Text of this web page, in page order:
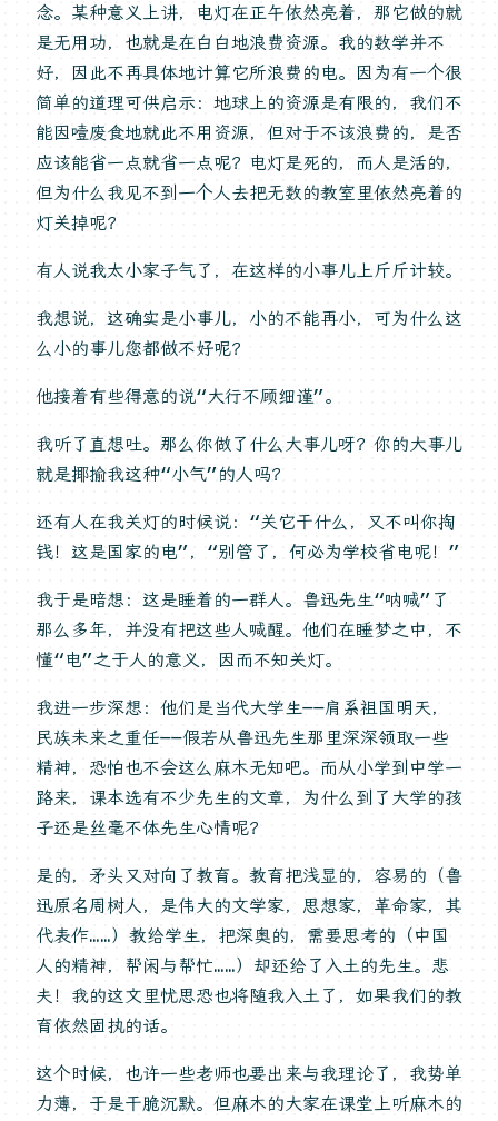
念。某种意义上讲，电灯在正午依然亮着，那它做的就
是无用功，也就是在白白地浪费资源。我的数学并不
好，因此不再具体地计算它所浪费的电。因为有一个很
简单的道理可供启示：地球上的资源是有限的，我们不
能因噎废食地就此不用资源，但对于不该浪费的，是否
应该能省一点就省一点呢？电灯是死的，而人是活的，
但为什么我见不到一个人去把无数的教室里依然亮着的
灯关掉呢？
有人说我太小家子气了，在这样的小事儿上斤斤计较。
我想说，这确实是小事儿，小的不能再小，可为什么这
么小的事儿您都做不好呢？
他接着有些得意的说“大行不顾细谨”。
我听了直想吐。那么你做了什么大事儿呀？你的大事儿
就是揶揄我这种“小气”的人吗？
还有人在我关灯的时候说：“关它干什么，又不叫你掏
钱！这是国家的电”，“别管了，何必为学校省电呢！”
我于是暗想：这是睡着的一群人。鲁迅先生“呐喊”了
那么多年，并没有把这些人喊醒。他们在睡梦之中，不
懂“电”之于人的意义，因而不知关灯。
我进一步深想：他们是当代大学生——肩系祖国明天，
民族未来之重任——假若从鲁迅先生那里深深领取一些
精神，恐怕也不会这么麻木无知吧。而从小学到中学一
路来，课本选有不少先生的文章，为什么到了大学的孩
子还是丝毫不体先生心情呢？
是的，矛头又对向了教育。教育把浅显的，容易的（鲁
迅原名周树人，是伟大的文学家，思想家，革命家，其
代表作……）教给学生，把深奥的，需要思考的（中国
人的精神，帮闲与帮忙……）却还给了入土的先生。悲
夫！我的这文里忧思恐也将随我入土了，如果我们的教
育依然固执的话。
这个时候，也许一些老师也要出来与我理论了，我势单
力薄，于是干脆沉默。但麻木的大家在课堂上听麻木的